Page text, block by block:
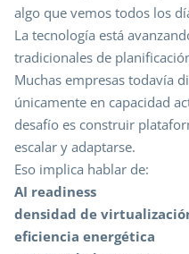
algo que vemos todos los
La tecnología está
tradicionales de
Muchas empresas todavía
únicamente en capacidad
desafío es construir
escalar y adaptarse.
Eso implica hablar de:
AI readiness
densidad de
eficiencia energética